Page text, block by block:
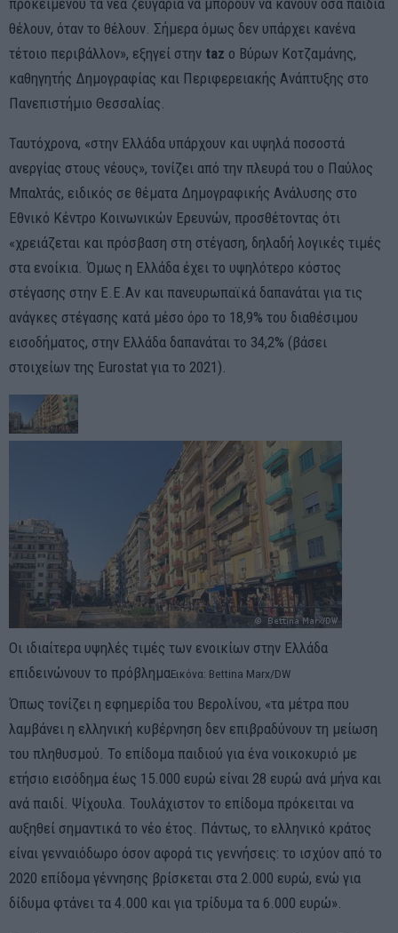
προκειμένου τα νέα ζευγάρια να μπορούν να κάνουν όσα παιδιά
θέλουν, όταν το θέλουν. Σήμερα όμως δεν υπάρχει κανένα
τέτοιο περιβάλλον», εξηγεί στην taz ο Βύρων Κοτζαμάνης,
καθηγητής Δημογραφίας και Περιφερειακής Ανάπτυξης στο
Πανεπιστήμιο Θεσσαλίας.
Ταυτόχρονα, «στην Ελλάδα υπάρχουν και υψηλά ποσοστά
ανεργίας στους νέους», τονίζει από την πλευρά του ο Παύλος
Μπαλτάς, ειδικός σε θέματα Δημογραφικής Ανάλυσης στο
Εθνικό Κέντρο Κοινωνικών Ερευνών, προσθέτοντας ότι
«χρειάζεται και πρόσβαση στη στέγαση, δηλαδή λογικές τιμές
στα ενοίκια. Όμως η Ελλάδα έχει το υψηλότερο κόστος
στέγασης στην Ε.Ε.Αν και πανευρωπαϊκά δαπανάται για τις
ανάγκες στέγασης κατά μέσο όρο το 18,9% του διαθέσιμου
εισοδήματος, στην Ελλάδα δαπανάται το 34,2% (βάσει
στοιχείων της Eurostat για το 2021).
Οι ιδιαίτερα υψηλές τιμές των ενοικίων στην Ελλάδα
επιδεινώνουν το πρόβλημαΕικόνα: Bettina Marx/DW
Όπως τονίζει η εφημερίδα του Βερολίνου, «τα μέτρα που
λαμβάνει η ελληνική κυβέρνηση δεν επιβραδύνουν τη μείωση
του πληθυσμού. Το επίδομα παιδιού για ένα νοικοκυριό με
ετήσιο εισόδημα έως 15.000 ευρώ είναι 28 ευρώ ανά μήνα και
ανά παιδί. Ψίχουλα. Τουλάχιστον το επίδομα πρόκειται να
αυξηθεί σημαντικά το νέο έτος. Πάντως, το ελληνικό κράτος
είναι γενναιόδωρο όσον αφορά τις γεννήσεις: το ισχύον από το
2020 επίδομα γέννησης βρίσκεται στα 2.000 ευρώ, ενώ για
δίδυμα φτάνει τα 4.000 και για τρίδυμα τα 6.000 ευρώ».